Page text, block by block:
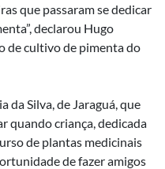
que passaram se dedicar
declarou Hugo
de cultivo de pimenta do
da Silva, de Jaraguá, que
quando criança, dedicada
de plantas medicinais
de fazer amigos